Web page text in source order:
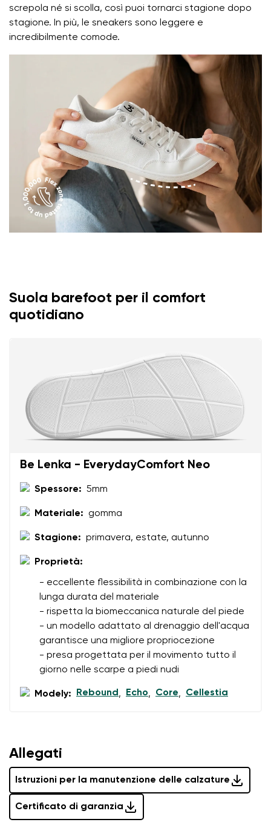
Seleziona il paese di consegna
Seleziona una lingua
Cambiare
screpola né si scolla, così puoi tornarci stagione dopo
stagione. In più, le sneakers sono leggere e
incredibilmente comode.
Suola barefoot per il comfort
quotidiano
Be Lenka - EverydayComfort Neo
Spessore: 5mm
Materiale: gomma
Stagione: primavera, estate, autunno
Proprietà:
- eccellente flessibilità in combinazione con la
lunga durata del materiale
- rispetta la biomeccanica naturale del piede
- un modello adattato al drenaggio dell'acqua
garantisce una migliore propriocezione
- presa progettata per il movimento tutto il
giorno nelle scarpe a piedi nudi
Modely: Rebound, Echo, Core, Cellestia
Allegati
Istruzioni per la manutenzione delle calzature
Certificato di garanzia
Variante
Acconsento al trattamento dei dati personali inseriti ai
sensi diqueste condizioni e alla loro pubblicazione.
Valutazione del testo
Valutazione
Acconsento al trattamento dei dati personali inseriti ai
sensi diqueste condizioni e alla loro pubblicazione.
Aggiungi una valutazione